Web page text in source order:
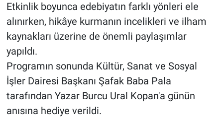
Etkinlik boyunca edebiyatın farklı yönleri ele
alınırken, hikâye kurmanın incelikleri ve ilham
kaynakları üzerine de önemli paylaşımlar
yapıldı.
Programın sonunda Kültür, Sanat ve Sosyal
İşler Dairesi Başkanı Şafak Baba Pala
tarafından Yazar Burcu Ural Kopan'a günün
anısına hediye verildi.